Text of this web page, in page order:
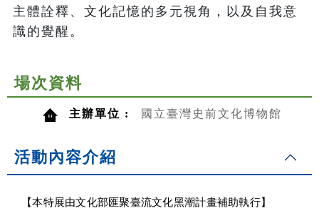
主體詮釋、文化記憶的多元視角，以及自我意
識的覺醒。
場次資料
主辦單位 : 國立臺灣史前文化博物館
活動內容介紹
【本特展由文化部匯聚臺流文化黑潮計畫補助執行】